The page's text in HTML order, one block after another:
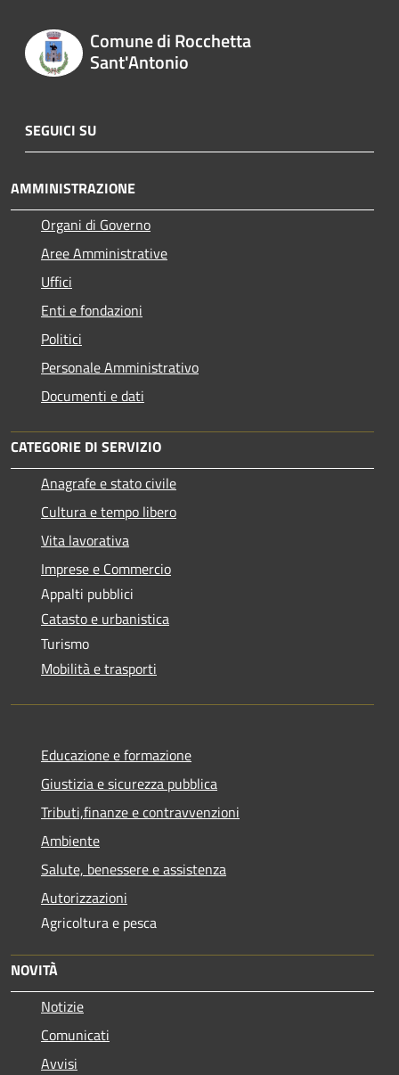
Comune di Rocchetta
Sant'Antonio
SEGUICI SU
AMMINISTRAZIONE
Organi di Governo
Aree Amministrative
Uffici
Enti e fondazioni
Politici
Personale Amministrativo
Documenti e dati
CATEGORIE DI SERVIZIO
Anagrafe e stato civile
Cultura e tempo libero
Vita lavorativa
Imprese e Commercio
Appalti pubblici
Catasto e urbanistica
Turismo
Mobilità e trasporti
Educazione e formazione
Giustizia e sicurezza pubblica
Tributi,finanze e contravvenzioni
Ambiente
Salute, benessere e assistenza
Autorizzazioni
Agricoltura e pesca
NOVITÀ
Notizie
Comunicati
Avvisi